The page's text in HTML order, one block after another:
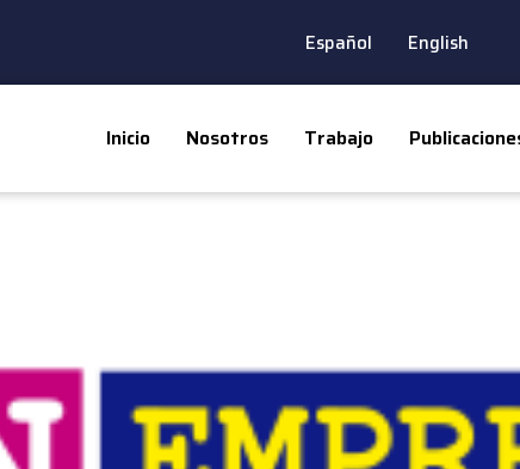
Español English
Inicio Nosotros Trabajo